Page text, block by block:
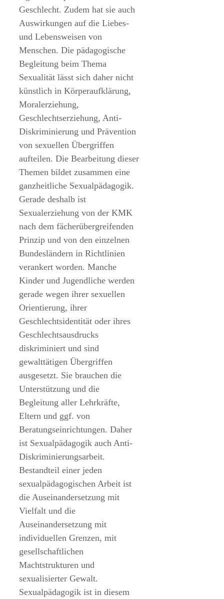
Geschlecht. Zudem hat sie auch
Auswirkungen auf die Liebes-
und Lebensweisen von
Menschen. Die pädagogische
Begleitung beim Thema
Sexualität lässt sich daher nicht
künstlich in Körperaufklärung,
Moralerziehung,
Geschlechtserziehung, Anti-
Diskriminierung und Prävention
von sexuellen Übergriffen
aufteilen. Die Bearbeitung dieser
Themen bildet zusammen eine
ganzheitliche Sexualpädagogik.
Gerade deshalb ist
Sexualerziehung von der KMK
nach dem fächerübergreifenden
Prinzip und von den einzelnen
Bundesländern in Richtlinien
verankert worden. Manche
Kinder und Jugendliche werden
gerade wegen ihrer sexuellen
Orientierung, ihrer
Geschlechtsidentität oder ihres
Geschlechtsausdrucks
diskriminiert und sind
gewalttätigen Übergriffen
ausgesetzt. Sie brauchen die
Unterstützung und die
Begleitung aller Lehrkräfte,
Eltern und ggf. von
Beratungseinrichtungen. Daher
ist Sexualpädagogik auch Anti-
Diskriminierungsarbeit.
Bestandteil einer jeden
sexualpädagogischen Arbeit ist
die Auseinandersetzung mit
Vielfalt und die
Auseinandersetzung mit
individuellen Grenzen, mit
gesellschaftlichen
Machtstrukturen und
sexualisierter Gewalt.
Sexualpädagogik ist in diesem